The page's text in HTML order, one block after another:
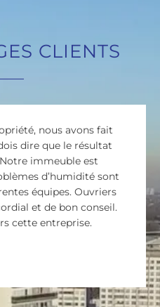
CLIENTS
nous avons fait
dire que le résultat
immeuble est
d’humidité sont
équipes. Ouvriers
et de bon conseil.
cette entreprise.